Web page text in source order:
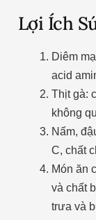
Lợi Ích
Diêm
acid
Thịt gà:
không
Nấm,
C, chất
Món ăn
và chất
trưa và